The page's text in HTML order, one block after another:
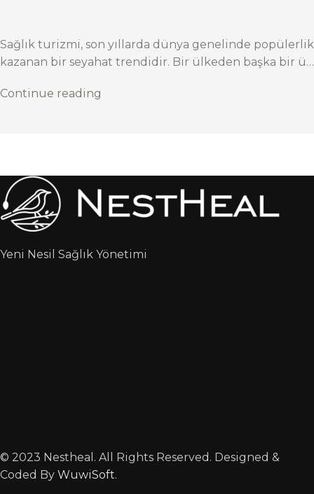
Sağlık turizmi, son yıllarda dünya genelinde popülerlik
kazanan bir seyahat trendidir. Bir ülkeden başka bir ü…
Continue reading
Yeni Nesil Sağlık Yönetimi
© 2023 Nestheal. All Rights Reserved. Designed &
Coded By WuwiSoft.